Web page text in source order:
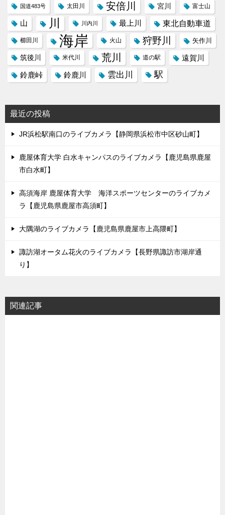
国道483号 太田川 安倍川 宮川 富士山
山 川 川内川 最上川 東北自動車道
櫛田川 海岸 火山 狩野川 矢作川
筑後川 米代川 荒川 道の駅
遠賀川
鈴鹿峠
鈴鹿川 雲出川 駅
最近の投稿
JR浜松駅南口のライブカメラ【静岡県浜松市中区砂山町】
鹿屋体育大学 白水キャンパスのライブカメラ【鹿児島県鹿屋
市白水町】
高須海岸 鹿屋体育大学 海洋スポーツセンターのライブカメ
ラ【鹿児島県鹿屋市高須町】
大隅湖のライブカメラ【鹿児島県鹿屋市上高隈町】
諏訪湖オータム花火のライブカメラ【長野県諏訪市湖岸通
り】
関連記事